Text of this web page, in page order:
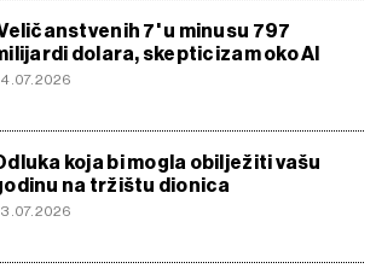
7' u minusu 797
dolara, skepticizam oko Al
koja bi mogla obilježiti vašu
na tržištu dionica